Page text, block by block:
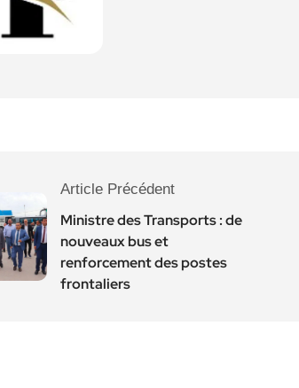
Article Précédent
Ministre des Transports : de
nouveaux bus et
renforcement des postes
frontaliers